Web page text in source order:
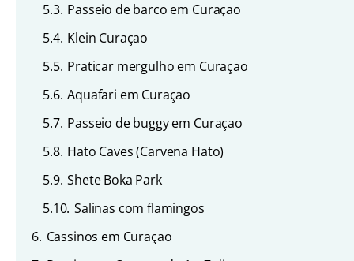
5.3. Passeio de barco em Curaçao
5.4. Klein Curaçao
5.5. Praticar mergulho em Curaçao
5.6. Aquafari em Curaçao
5.7. Passeio de buggy em Curaçao
5.8. Hato Caves (Carvena Hato)
5.9. Shete Boka Park
5.10. Salinas com flamingos
6. Cassinos em Curaçao